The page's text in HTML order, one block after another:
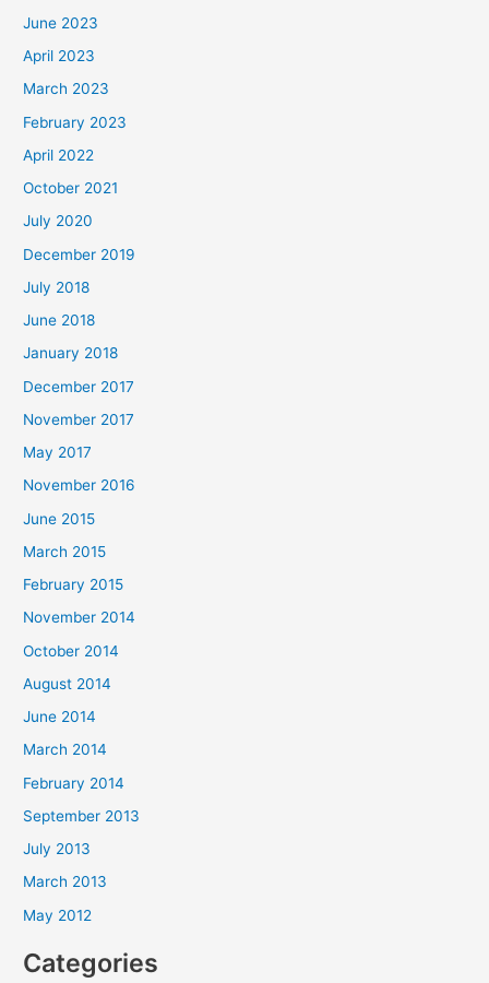
June 2023
April 2023
March 2023
February 2023
April 2022
October 2021
July 2020
December 2019
July 2018
June 2018
January 2018
December 2017
November 2017
May 2017
November 2016
June 2015
March 2015
February 2015
November 2014
October 2014
August 2014
June 2014
March 2014
February 2014
September 2013
July 2013
March 2013
May 2012
Categories